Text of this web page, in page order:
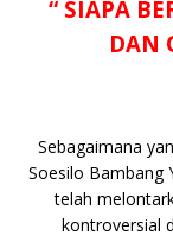
k
r
“ SIAPA
DAN
Sebagaimana
Soesilo Bambang
telah
kontroversial